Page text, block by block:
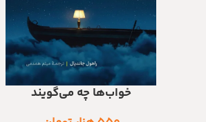
افزودن به سبد خرید
خواب‌ها چه می‌گویند